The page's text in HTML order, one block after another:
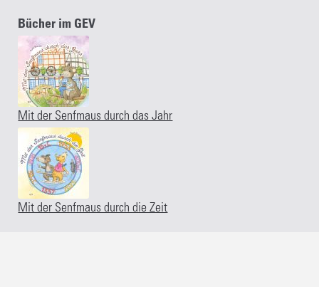
Bücher im GEV
Mit der Senfmaus durch das Jahr
Mit der Senfmaus durch die Zeit